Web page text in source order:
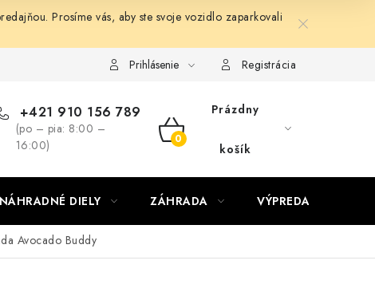
Prosíme vás, aby ste svoje vozidlo zaparkovali
Prihlásenie Registrácia
+421 910 156 789
(po – pia: 8:00 –
16:00)
NÁKUPNÝ
KOŠÍK
Prázdny
košík
NÁHRADNÉ DIELY ZÁHRADA VÝPREDAJ
Avocado Buddy